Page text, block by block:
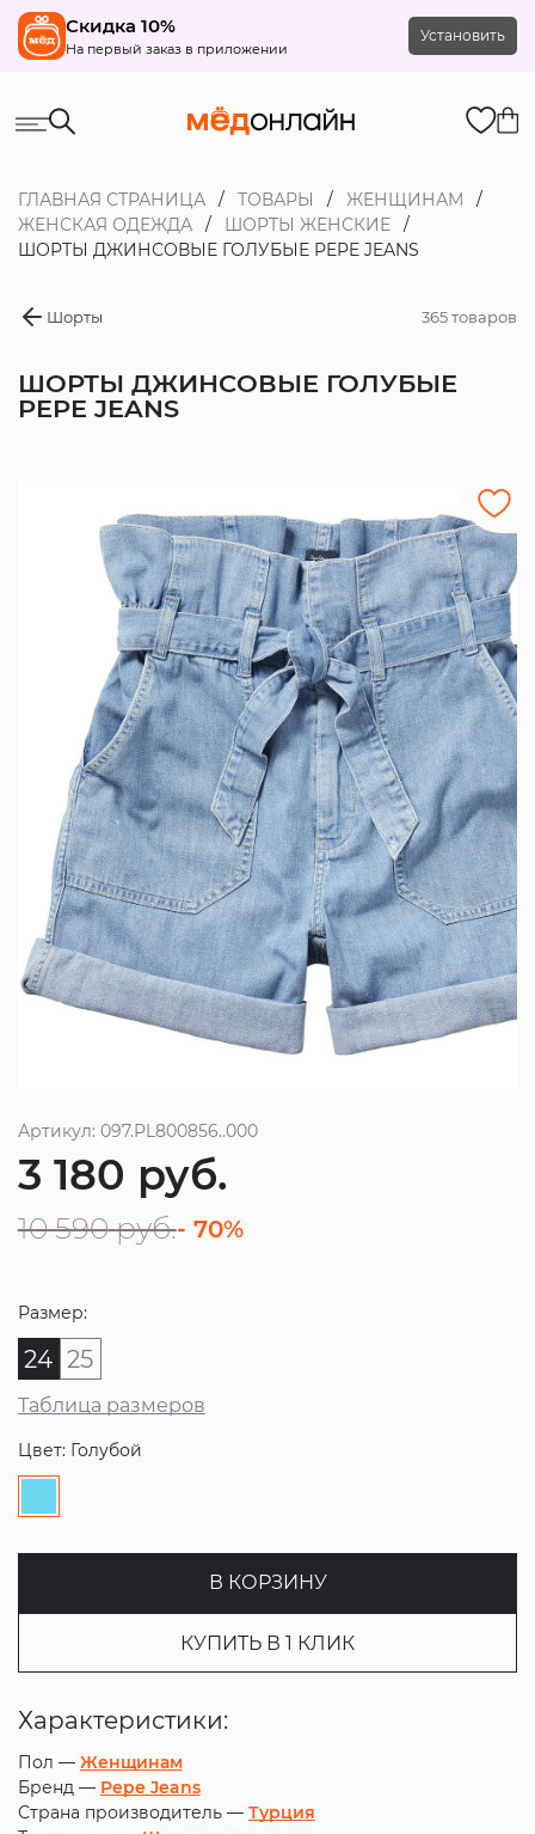
Скидка 10%
На первый заказ в приложении
Установить
ГЛАВНАЯ СТРАНИЦА ТОВАРЫ
ЖЕНЩИНАМ
ЖЕНСКАЯ ОДЕЖДА
ШОРТЫ ЖЕНСКИЕ
ШОРТЫ ДЖИНСОВЫЕ ГОЛУБЫЕ PEPE JEANS
Шорты 365 товаров
ШОРТЫ ДЖИНСОВЫЕ ГОЛУБЫЕ
PEPE JEANS
Артикул: 097.PL800856..000
3 180 руб.
10 590 руб.- 70%
Размер:
24 25
Таблица размеров
Цвет: Голубой
В КОРЗИНУ
КУПИТЬ В 1 КЛИК
Характеристики:
Пол — Женщинам
Бренд — Pepe Jeans
Страна производитель — Турция